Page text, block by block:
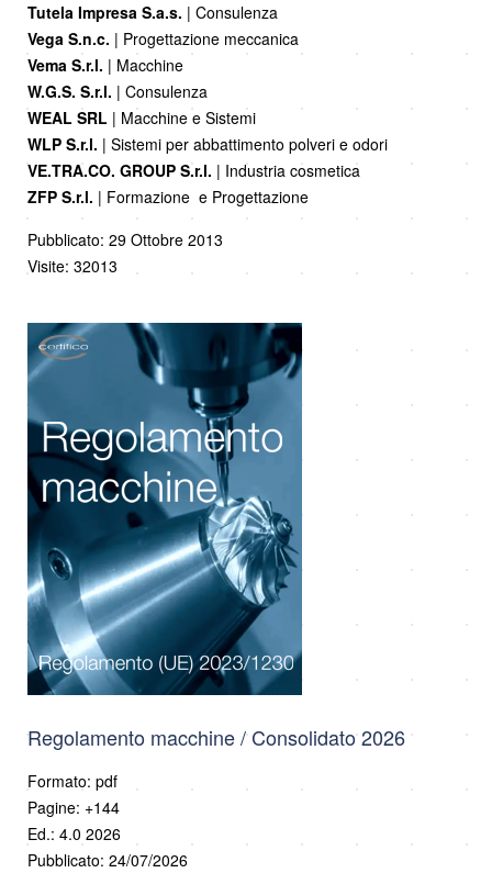
Tutela Impresa S.a.s. | Consulenza
Vega S.n.c. | Progettazione meccanica
Vema S.r.l. | Macchine
W.G.S. S.r.l. | Consulenza
WEAL SRL | Macchine e Sistemi
WLP S.r.l. | Sistemi per abbattimento polveri e odori
VE.TRA.CO. GROUP S.r.l. | Industria cosmetica
ZFP S.r.l. | Formazione e Progettazione
Pubblicato: 29 Ottobre 2013
Visite: 32013
Regolamento macchine / Consolidato 2026
Formato: pdf
Pagine: +144
Ed.: 4.0 2026
Pubblicato: 24/07/2026